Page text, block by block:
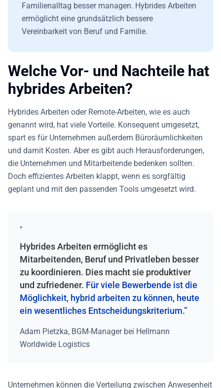
Familienalltag besser managen. Hybrides Arbeiten
ermöglicht eine grundsätzlich bessere
Vereinbarkeit von Beruf und Familie.
Welche Vor- und Nachteile hat
hybrides Arbeiten?
Hybrides Arbeiten oder Remote-Arbeiten, wie es auch
genannt wird, hat viele Vorteile. Konsequent umgesetzt,
spart es für Unternehmen außerdem Büroräumlichkeiten
und damit Kosten. Aber es gibt auch Herausforderungen,
die Unternehmen und Mitarbeitende bedenken sollten.
Doch effizientes Arbeiten klappt, wenn es sorgfältig
geplant und mit den passenden Tools umgesetzt wird.
"
Hybrides Arbeiten ermöglicht es
Mitarbeitenden, Beruf und Privatleben besser
zu koordinieren. Dies macht sie produktiver
und zufriedener. Für viele Bewerbende ist die
Möglichkeit, hybrid arbeiten zu können, heute
ein wesentliches Entscheidungskriterium.”
Adam Pietzka, BGM-Manager bei Hellmann
Worldwide Logistics
Unternehmen können die Verteilung zwischen Anwesenheit